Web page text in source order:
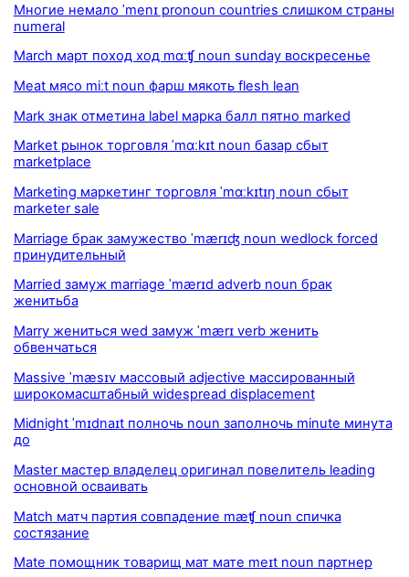
Многие немало ˈmenɪ pronoun countries слишком страны
numeral
March март поход ход mɑːʧ noun sunday воскресенье
Meat мясо miːt noun фарш мякоть flesh lean
Mark знак отметина label марка балл пятно marked
Market рынок торговля ˈmɑːkɪt noun базар сбыт
marketplace
Marketing маркетинг торговля ˈmɑːkɪtɪŋ noun сбыт
marketer sale
Marriage брак замужество ˈmærɪʤ noun wedlock forced
принудительный
Married замуж marriage ˈmærɪd adverb noun брак
женитьба
Marry жениться wed замуж ˈmærɪ verb женить
обвенчаться
Massive ˈmæsɪv массовый adjective массированный
широкомасштабный widespread displacement
Midnight ˈmɪdnaɪt полночь noun заполночь minute минута
до
Master мастер владелец оригинал повелитель leading
основной осваивать
Match матч партия совпадение mæʧ noun спичка
состязание
Mate помощник товарищ мат мате meɪt noun партнер